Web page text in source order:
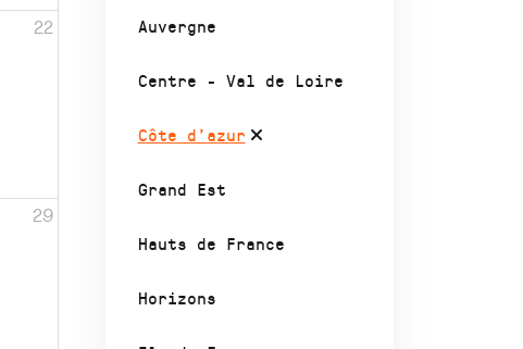
Auvergne
Centre - Val de Loire
Côte d’azur
Grand Est
Hauts de France
Horizons
22
29